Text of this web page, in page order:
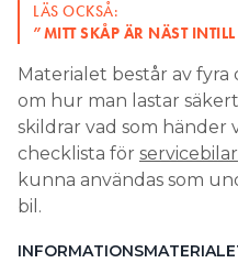
LÄS OCKSÅ:
”MITT SKÅP ÄR NÄST INTILL
Materialet består av fyra
om hur man lastar
skildrar vad som händer
checklista för servicebilar
kunna användas som
bil.